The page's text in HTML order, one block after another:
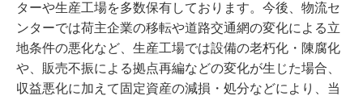
ターや生産工場を多数保有しております。今後、物流セ
ンターでは荷主企業の移転や道路交通網の変化による立
地条件の悪化など、生産工場では設備の老朽化・陳腐化
や、販売不振による拠点再編などの変化が生じた場合、
収益悪化に加えて固定資産の減損・処分などにより、当